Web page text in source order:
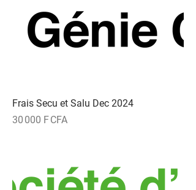
Frais Secu et Salu Dec 2024
Prix
30 000 F CFA